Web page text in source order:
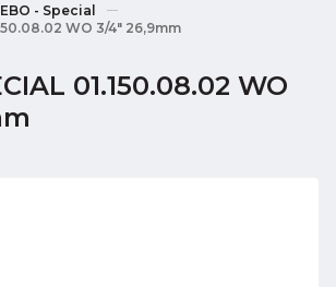
- Special
WO 3/4" 26,9mm
01.150.08.02 WO